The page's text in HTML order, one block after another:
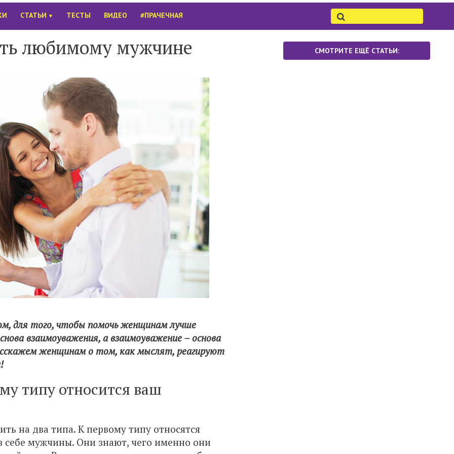
СТАТЬИ ▼ ТЕСТЫ ВИДЕО #ПРАЧЕЧНАЯ
любимому мужчине
для того, чтобы помочь женщинам лучше
взаимоуважения, а взаимоуважение – основа
женщинам о том, как мыслят, реагируют
типу относится ваш
на два типа. К первому типу относятся
себе мужчины. Они знают, чего именно они
СМОТРИТЕ ЕЩЁ СТАТЬИ: